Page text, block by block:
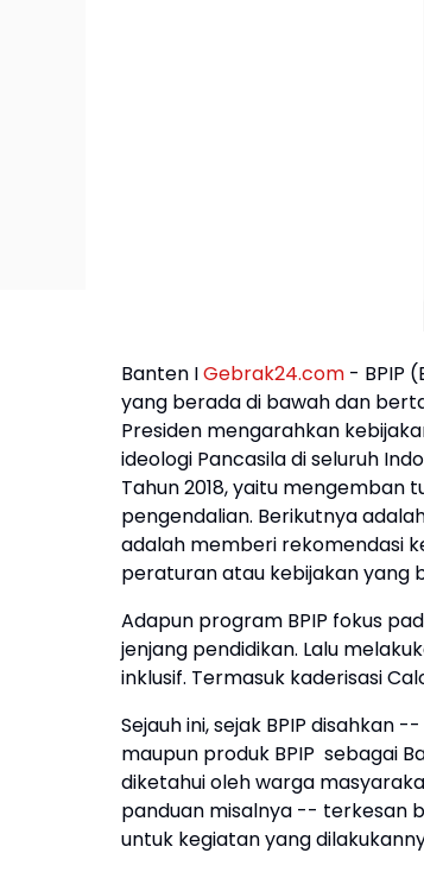
Banten IGebrak24.com - BPIP
yang berada di bawah dan
Presiden mengarahkan
ideologi Pancasila di seluruh
Tahun 2018, yaitu mengemban
pengendalian. Berikutnya
adalah memberi rekomendasi
peraturan atau kebijakan yang
Adapun program BPIP fokus
jenjang pendidikan. Lalu
inklusif. Termasuk kaderisasi
Sejauh ini, sejak BPIP
maupun produk BPIP sebagai
diketahui oleh warga
panduan misalnya -- terkesan
untuk kegiatan yang